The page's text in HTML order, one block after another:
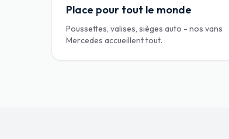
Place pour tout le monde
Poussettes, valises, sièges auto - nos vans
Mercedes accueillent tout.